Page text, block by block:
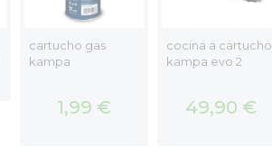
cartucho gas
kampa
1,99 €
cocina a cartucho
kampa evo 2
49,90 €